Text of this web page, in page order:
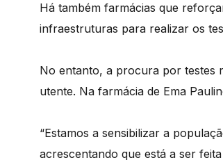
Há também farmácias que
infraestruturas para realizar os
No entanto, a procura por testes
utente. Na farmácia de Ema
“Estamos a sensibilizar a
acrescentando que está a ser